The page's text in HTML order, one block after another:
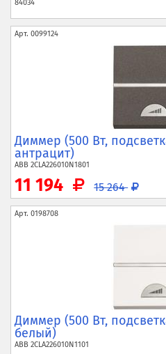
84034
Арт. 0099124
Диммер (500 Вт,
антрацит)
ABB 2CLA226010N1801
11 194 15 264
Арт. 0198708
Диммер (500 Вт,
белый)
ABB 2CLA226010N1101